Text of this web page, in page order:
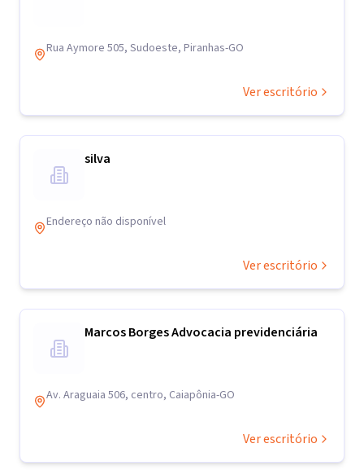
Rua Aymore 505, Sudoeste, Piranhas-GO
Ver escritório
silva
Endereço não disponível
Ver escritório
Marcos Borges Advocacia previdenciária
Av. Araguaia 506, centro, Caiapônia-GO
Ver escritório